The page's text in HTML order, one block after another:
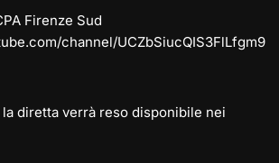
Firenze Sud
channel/UCZbSiucQIS3FlLfgm9
diretta verrà reso disponibile nei